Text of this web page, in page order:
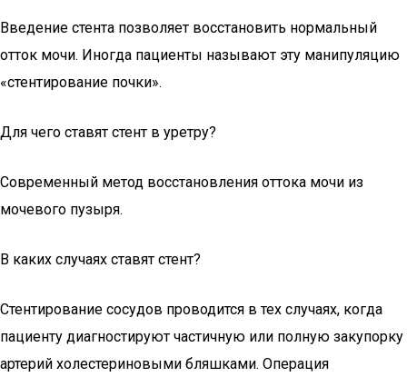
Введение стента позволяет восстановить нормальный
отток мочи. Иногда пациенты называют эту манипуляцию
«стентирование почки».
Для чего ставят стент в уретру?
Современный метод восстановления оттока мочи из
мочевого пузыря.
В каких случаях ставят стент?
Стентирование сосудов проводится в тех случаях, когда
пациенту диагностируют частичную или полную закупорку
артерий холестериновыми бляшками. Операция